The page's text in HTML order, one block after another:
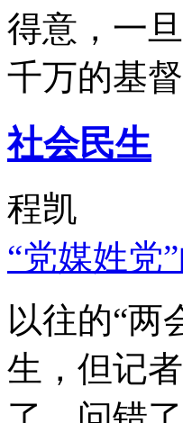
得意，一
千万的基
社会民生
程凯
“党媒姓党
以往的“两
生，但记